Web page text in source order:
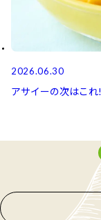
2026.06.30
アサイーの次はこ